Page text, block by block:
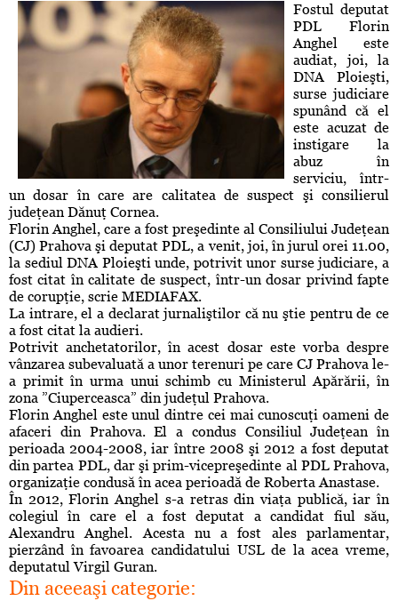
Fostul deputat
PDL Florin
Anghel este
audiat, joi, la
DNA Ploieşti,
surse judiciare
spunând că el
este acuzat de
instigare la
abuz în
serviciu, într-
un dosar în care are calitatea de suspect şi consilierul
judeţean Dănuţ Cornea.
Florin Anghel, care a fost preşedinte al Consiliului Judeţean
(CJ) Prahova şi deputat PDL, a venit, joi, în jurul orei 11.00,
la sediul DNA Ploieşti unde, potrivit unor surse judiciare, a
fost citat în calitate de suspect, într-un dosar privind fapte
de corupţie, scrie MEDIAFAX.
La intrare, el a declarat jurnaliştilor că nu ştie pentru de ce
a fost citat la audieri.
Potrivit anchetatorilor, în acest dosar este vorba despre
vânzarea subevaluată a unor terenuri pe care CJ Prahova le-
a primit în urma unui schimb cu Ministerul Apărării, în
zona ”Ciuperceasca” din judeţul Prahova.
Florin Anghel este unul dintre cei mai cunoscuţi oameni de
afaceri din Prahova. El a condus Consiliul Judeţean în
perioada 2004-2008, iar între 2008 şi 2012 a fost deputat
din partea PDL, dar şi prim-vicepreşedinte al PDL Prahova,
organizaţie condusă în acea perioadă de Roberta Anastase.
În 2012, Florin Anghel s-a retras din viaţa publică, iar în
colegiul în care el a fost deputat a candidat fiul său,
Alexandru Anghel. Acesta nu a fost ales parlamentar,
pierzând în favoarea candidatului USL de la acea vreme,
deputatul Virgil Guran.
Din aceeaşi categorie: